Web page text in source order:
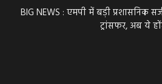
BIG NEWS : एमपी में बड़ी प्रशासनिक
ट्रांसफर, अब ये